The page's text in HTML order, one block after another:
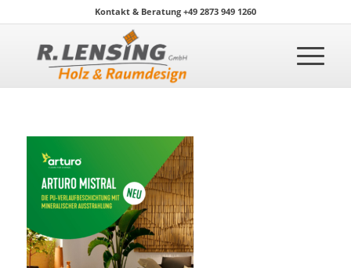
Kontakt & Beratung +49 2873 949 1260